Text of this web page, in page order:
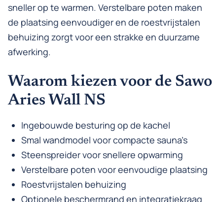
sneller op te warmen. Verstelbare poten maken
de plaatsing eenvoudiger en de roestvrijstalen
behuizing zorgt voor een strakke en duurzame
afwerking.
Waarom kiezen voor de Sawo
Aries Wall NS
Ingebouwde besturing op de kachel
Smal wandmodel voor compacte sauna’s
Steenspreider voor snellere opwarming
Verstelbare poten voor eenvoudige plaatsing
Roestvrijstalen behuizing
Optionele beschermrand en integratiekraag